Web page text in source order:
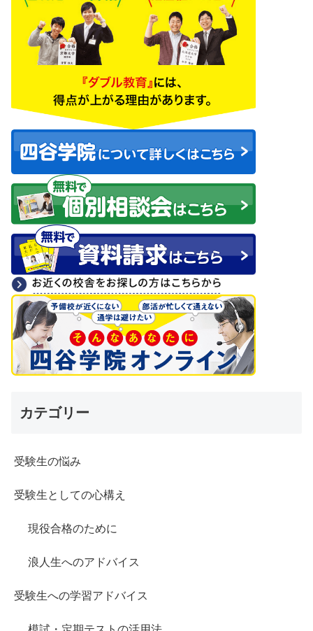
カテゴリー
受験生の悩み
受験生としての心構え
現役合格のために
浪人生へのアドバイス
受験生への学習アドバイス